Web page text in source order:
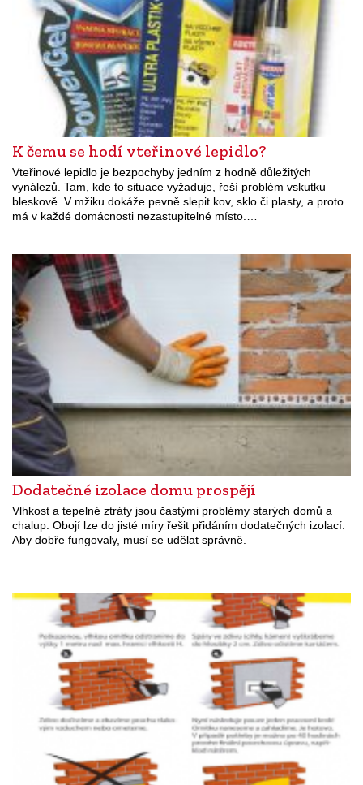
K čemu se hodí vteřinové lepidlo?
Vteřinové lepidlo je bezpochyby jedním z hodně důležitých
vynálezů. Tam, kde to situace vyžaduje, řeší problém vskutku
bleskově. V mžiku dokáže pevně slepit kov, sklo či plasty, a proto
má v každé domácnosti nezastupitelné místo.…
Dodatečné izolace domu prospějí
Vlhkost a tepelné ztráty jsou častými problémy starých domů a
chalup. Obojí lze do jisté míry řešit přidáním dodatečných izolací.
Aby dobře fungovaly, musí se udělat správně.